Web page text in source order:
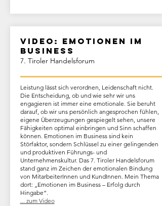
Video: Emotionen im
Business
7. Tiroler Handelsforum
Leistung lässt sich verordnen, Leidenschaft nicht.
Die Entscheidung, ob und wie sehr wir uns
engagieren ist immer eine emotionale. Sie beruht
darauf, ob wir uns persönlich angesprochen fühlen,
eigene Überzeugungen gespiegelt sehen, unsere
Fähigkeiten optimal einbringen und Sinn schaffen
können. Emotionen im Business sind kein
Störfaktor, sondern Schlüssel zu einer gelingenden
und produktiven Führungs- und
Unternehmenskultur. Das 7. Tiroler Handelsforum
stand ganz im Zeichen der emotionalen Bindung
von MitarbeiterInnen und KundInnen. Mein Thema
dort: „Emotionen im Business – Erfolg durch
Hingabe“.
... zum Video